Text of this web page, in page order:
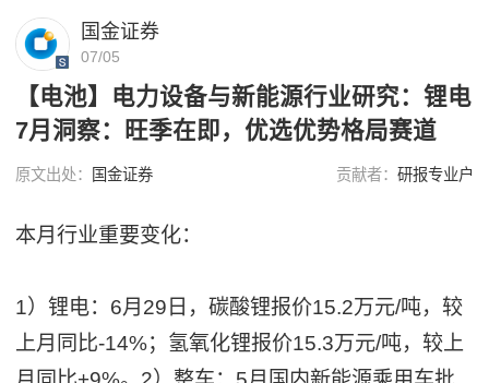
国金证券
07/05
【电池】电力设备与新能源行业研究：锂电
7月洞察：旺季在即，优选优势格局赛道
原文出处： 国金证券 贡献者： 研报专业户
本月行业重要变化：
1）锂电：6月29日，碳酸锂报价15.2万元/吨，较
上月同比-14%；氢氧化锂报价15.3万元/吨，较上